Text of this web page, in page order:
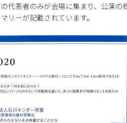
代表者のみが会場に集まり、公演の
リーが記載されています。